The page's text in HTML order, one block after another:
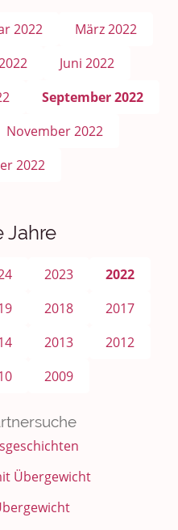
2022
März 2022
Juni 2022
September 2022
November 2022
2022
Jahre
2023
2022
2018
2017
2013
2012
2009
Übergewicht